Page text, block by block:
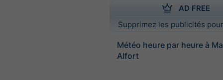
AD FREE
Supprimez les publicités
Météo heure par heure à
Alfort